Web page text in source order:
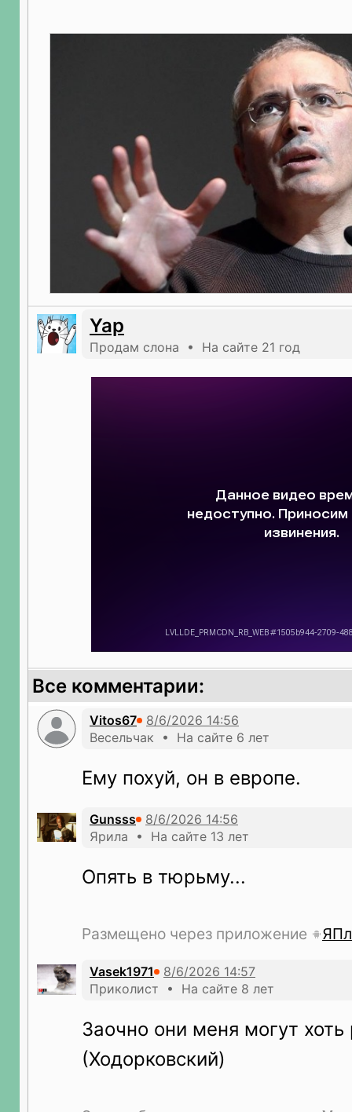
Yap
Продам слона • На сайте 21 год
Все комментарии:
Vitos67
Весельчак • На сайте 6 лет
Ему похуй, он в европе.
Gunsss
Ярила • На сайте 13 лет
Опять в тюрьму...
Размещено через приложение
Vasek1971
Приколист • На сайте 8 лет
Заочно они меня могут хоть
(Ходорковский)